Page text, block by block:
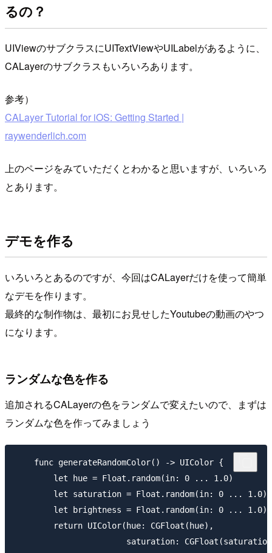
るの？
UIViewのサブクラスにUITextViewやUILabelがあるように、
CALayerのサブクラスもいろいろあります。
参考）
CALayer Tutorial for iOS: Getting Started |
raywenderlich.com
上のページをみていただくとわかると思いますが、いろいろ
とあります。
デモを作る
いろいろとあるのですが、今回はCALayerだけを使って簡単
なデモを作ります。
最終的な制作物は、最初にお見せしたYoutubeの動画のやつ
になります。
ランダムな色を作る
追加されるCALayerの色をランダムで変えたいので、まずは
ランダムな色を作ってみましょう
    func generateRandomColor() -> UIColor {
        let hue = Float.random(in: 0 ... 1.0)
        let saturation = Float.random(in: 0 ... 1.0)
        let brightness = Float.random(in: 0 ... 1.0)
        return UIColor(hue: CGFloat(hue),
saturation: